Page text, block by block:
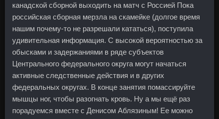
канадской сборной выходить на матч с Россией Пока
российская сборная мерзла на скамейке (долгое время
нашим почему-то не разрешали кататься), поступила
удивительная информация. С высокой вероятностью за
обысками и задержаниями в ряде субъектов
Центрального федерального округа могут начаться
активные следственные действия и в других
федеральных округах. В конце занятия помассируйте
мышцы ног, чтобы разогнать кровь. Ну а мы ещё раз
порадуемся вместе с Денисом Аблязиным! Ее можно